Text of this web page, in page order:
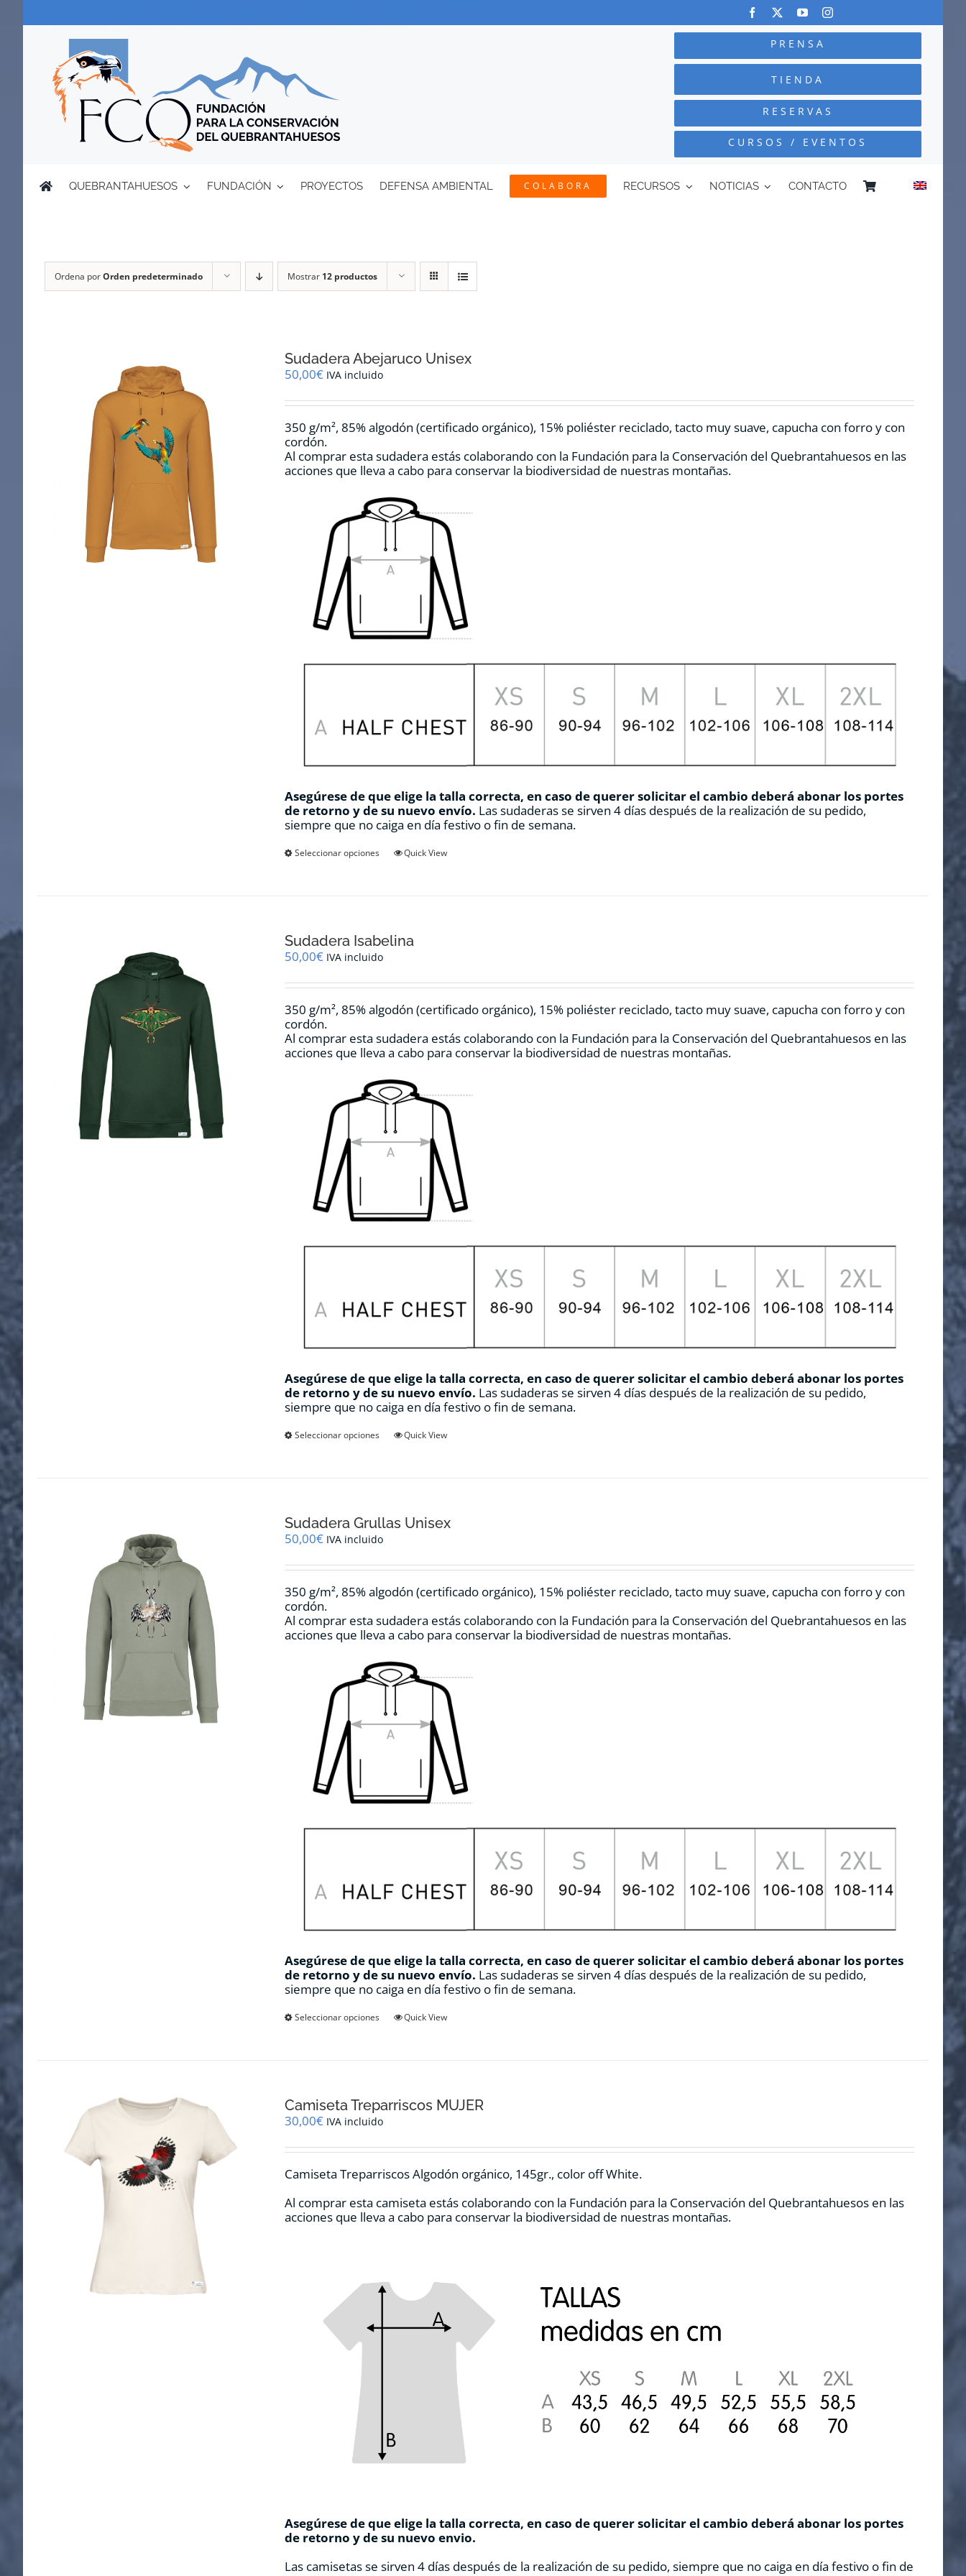
PRENSA
TIENDA
RESERVAS
CURSOS / EVENTOS
QUEBRANTAHUESOS FUNDACIÓN PROYECTOS DEFENSA AMBIENTAL COLABORA RECURSOS NOTICIAS CONTACTO
Ordena porOrden predeterminado Mostrar 12 productos
Sudadera Abejaruco Unisex
50,00€ IVA incluido
350 g/m², 85% algodón (certificado orgánico), 15% poliéster reciclado, tacto muy suave, capucha con forro y con
cordón.
Al comprar esta sudadera estás colaborando con la Fundación para la Conservación del Quebrantahuesos en las
acciones que lleva a cabo para conservar la biodiversidad de nuestras montañas.
Asegúrese de que elige la talla correcta, en caso de querer solicitar el cambio deberá abonar los portes
de retorno y de su nuevo envío. Las sudaderas se sirven 4 días después de la realización de su pedido,
siempre que no caiga en día festivo o fin de semana.
Seleccionar opciones
Este
opciones
elegir
la
de
producto
Quick View
Sudadera Isabelina
50,00€ IVA incluido
350 g/m², 85% algodón (certificado orgánico), 15% poliéster reciclado, tacto muy suave, capucha con forro y con
cordón.
Al comprar esta sudadera estás colaborando con la Fundación para la Conservación del Quebrantahuesos en las
acciones que lleva a cabo para conservar la biodiversidad de nuestras montañas.
Asegúrese de que elige la talla correcta, en caso de querer solicitar el cambio deberá abonar los portes
de retorno y de su nuevo envío. Las sudaderas se sirven 4 días después de la realización de su pedido,
siempre que no caiga en día festivo o fin de semana.
Seleccionar opciones
Este
opciones
elegir
la
de
producto
Quick View
Sudadera Grullas Unisex
50,00€ IVA incluido
350 g/m², 85% algodón (certificado orgánico), 15% poliéster reciclado, tacto muy suave, capucha con forro y con
cordón.
Al comprar esta sudadera estás colaborando con la Fundación para la Conservación del Quebrantahuesos en las
acciones que lleva a cabo para conservar la biodiversidad de nuestras montañas.
Asegúrese de que elige la talla correcta, en caso de querer solicitar el cambio deberá abonar los portes
de retorno y de su nuevo envío. Las sudaderas se sirven 4 días después de la realización de su pedido,
siempre que no caiga en día festivo o fin de semana.
Seleccionar opciones
Este
opciones
elegir
la
de
producto
Quick View
Camiseta Treparriscos MUJER
30,00€ IVA incluido
Camiseta Treparriscos Algodón orgánico, 145gr., color off White.
Al comprar esta camiseta estás colaborando con la Fundación para la Conservación del Quebrantahuesos en las
acciones que lleva a cabo para conservar la biodiversidad de nuestras montañas.
Asegúrese de que elige la talla correcta, en caso de querer solicitar el cambio deberá abonar los portes
de retorno y de su nuevo envio.
Las camisetas se sirven 4 días después de la realización de su pedido, siempre que no caiga en día festivo o fin de